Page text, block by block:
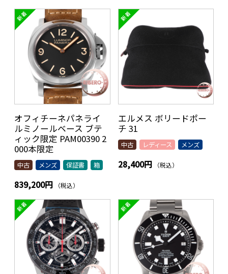
オフィチーネパネライ
ルミノールベース ブテ
ィック限定 PAM00390 2
000本限定
中古 メンズ 保証書 箱
839,200円 （税込）
エルメス ボリードポー
チ 31
中古 レディース メンズ
28,400円 （税込）